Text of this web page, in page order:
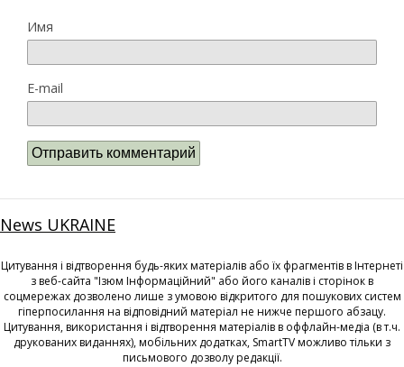
Имя
E-mail
News UKRAINE
Цитування і відтворення будь-яких матеріалів або їх фрагментів в Інтернеті
з веб-сайта "Ізюм Інформаційний" або його каналів і сторінок в
соцмережах дозволено лише з умовою відкритого для пошукових систем
гіперпосилання на відповідний матеріал не нижче першого абзацу.
Цитування, використання і відтворення матеріалів в оффлайн-медіа (в т.ч.
друкованих виданнях), мобільних додатках, SmartTV можливо тільки з
письмового дозволу редакції.